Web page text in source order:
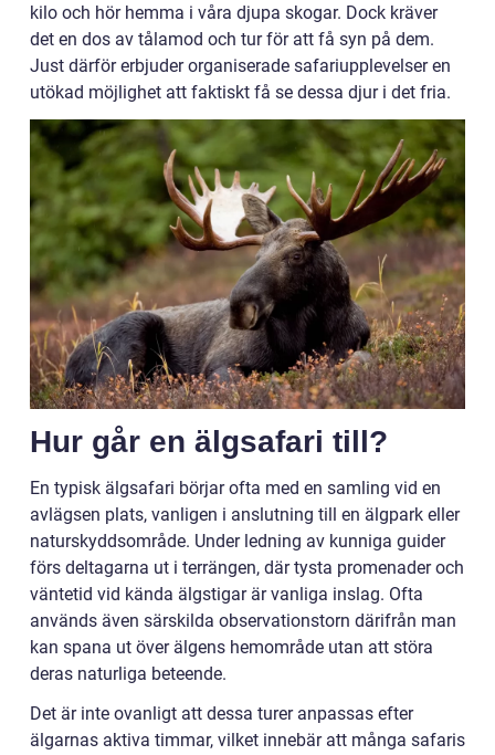
kilo och hör hemma i våra djupa skogar. Dock kräver
det en dos av tålamod och tur för att få syn på dem.
Just därför erbjuder organiserade safariupplevelser en
utökad möjlighet att faktiskt få se dessa djur i det fria.
Hur går en älgsafari till?
En typisk älgsafari börjar ofta med en samling vid en
avlägsen plats, vanligen i anslutning till en älgpark eller
naturskyddsområde. Under ledning av kunniga guider
förs deltagarna ut i terrängen, där tysta promenader och
väntetid vid kända älgstigar är vanliga inslag. Ofta
används även särskilda observationstorn därifrån man
kan spana ut över älgens hemområde utan att störa
deras naturliga beteende.
Det är inte ovanligt att dessa turer anpassas efter
älgarnas aktiva timmar, vilket innebär att många safaris